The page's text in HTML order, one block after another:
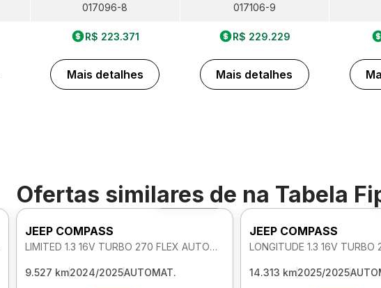
017096-8
R$ 223.371
Mais detalhes
017106-9
R$ 229.229
Mais detalhes
Ofertas similares de na Tabela
Foto 360º
JEEP COMPASS
LIMITED 1.3 16V TURBO 270 FLEX AUTOMATICO
9.527 km2024/2025AUTOMAT.
JEEP COMPASS
14.313 km2025/2025